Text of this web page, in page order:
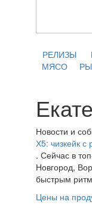
РЕЛИЗЫ
МЯСО
Новости и
Х5: чизкейк
. Сейчас в
Новгород,
быстрым
Цены на